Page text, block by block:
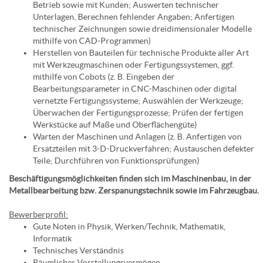
Betrieb sowie mit Kunden; Auswerten technischer
Unterlagen, Berechnen fehlender Angaben; Anfertigen
technischer Zeichnungen sowie dreidimensionaler Modelle
mithilfe von CAD-Programmen)
Herstellen von Bauteilen für technische Produkte aller Art
mit Werkzeugmaschinen oder Fertigungssystemen, ggf.
mithilfe von Cobots (z. B. Eingeben der
Bearbeitungsparameter in CNC-Maschinen oder digital
vernetzte Fertigungssysteme; Auswählen der Werkzeuge;
Überwachen der Fertigungsprozesse; Prüfen der fertigen
Werkstücke auf Maße und Oberflächengüte)
Warten der Maschinen und Anlagen (z. B. Anfertigen von
Ersatzteilen mit 3-D-Druckverfahren; Austauschen defekter
Teile; Durchführen von Funktionsprüfungen)
Beschäftigungsmöglichkeiten finden sich im Maschinenbau, in der
Metallbearbeitung bzw. Zerspanungstechnik sowie im Fahrzeugbau.
Bewerberprofil:
Gute Noten in Physik, Werken/Technik, Mathematik,
Informatik
Technisches Verständnis